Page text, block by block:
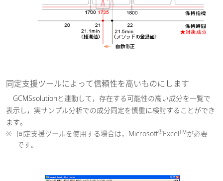
同定支援ツールによって信頼性を高いものにします
GCMSsolutionと連動して，存在する可能性の高い成分を一覧で
表示し，実サンプル分析での成分同定を慎重に検討することができ
ます。
※
同定支援ツールを使用する場合は，Microsoft®ExcelTMが必要
です。